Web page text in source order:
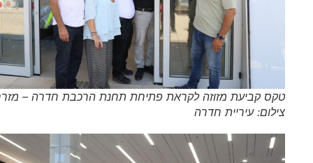
טקס קביעת מזוזה לקראת פתיחת תחנת הרכבת חדרה – מזרח |
צילום: עיריית חדרה